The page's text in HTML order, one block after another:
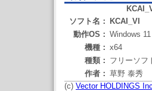
ソフト名：
KCAI_VI
動作OS： Windows 11
機種： x64
種類： フリーソフ
作者： 草野 泰秀
(c) Vector HOLDINGS